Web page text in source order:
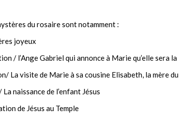
du rosaire sont notamment :
joyeux
/ l’Ange Gabriel qui annonce à Marie qu’elle sera
La visite de Marie à sa cousine Elisabeth, la mère
naissance de l’enfant Jésus
de Jésus au Temple